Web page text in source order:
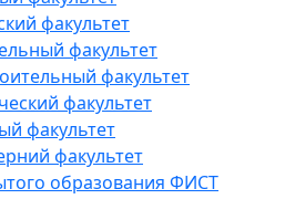
факультет
факультет
факультет
факультет
факультет
факультет
образования ФИСТ